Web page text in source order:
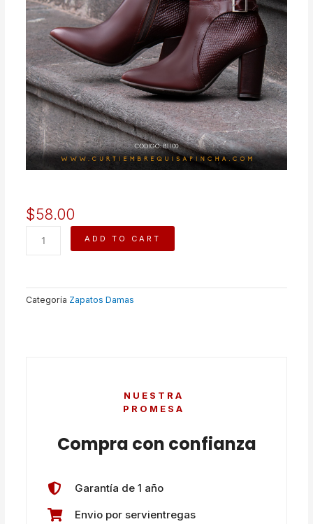
$58.00
ADD TO CART
Categoría Zapatos Damas
NUESTRA
PROMESA
Compra con confianza
Garantía de 1 año
Envio por servientregas